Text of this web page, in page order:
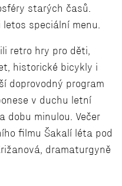
starých časů.
speciální menu.
retro hry pro děti,
historické bicykly i
doprovodný program
v duchu letní
dobu minulou. Večer
filmu Šakalí léta pod
dramaturgyně